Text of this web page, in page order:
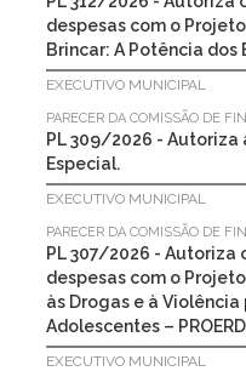
despesas com o
Brincar: A Potência dos
EXECUTIVO MUNICIPAL
PARECER DA COMISSÃO DE
PL 309/2026 -
Especial.
EXECUTIVO MUNICIPAL
PARECER DA COMISSÃO DE
PL 307/2026 - Autoriza
despesas com o
às Drogas e à
Adolescentes –
EXECUTIVO MUNICIPAL